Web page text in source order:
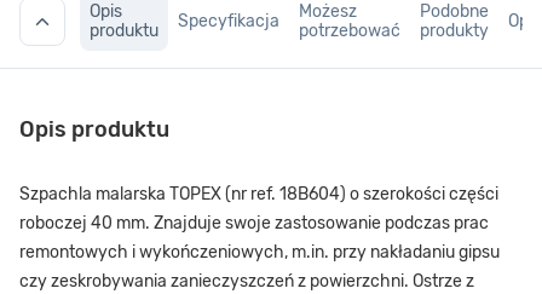
Opis
produktu
Specyfikacja
Możesz
potrzebować
Podobne
produkty
Opis produktu
Szpachla malarska TOPEX (nr ref. 18B604) o szerokości części
roboczej 40 mm. Znajduje swoje zastosowanie podczas prac
remontowych i wykończeniowych, m.in. przy nakładaniu gipsu
czy zeskrobywania zanieczyszczeń z powierzchni. Ostrze z